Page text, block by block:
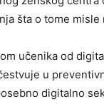
šta o tome misle
učenika od
u
digitalno